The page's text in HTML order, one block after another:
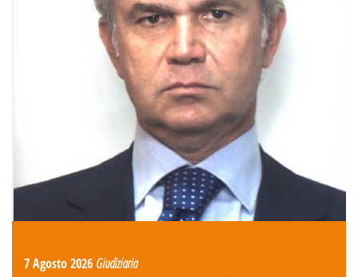
7 Agosto 2026 Giudiziaria